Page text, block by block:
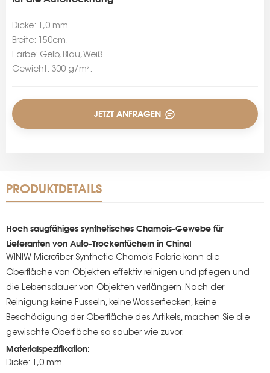
Dicke: 1,0 mm.
Breite: 150cm.
Farbe: Gelb, Blau, Weiß
Gewicht: 300 g/m².
JETZT ANFRAGEN
PRODUKTDETAILS
Hoch saugfähiges synthetisches Chamois-Gewebe für
Lieferanten von Auto-Trockentüchern in China!
WINIW Microfiber Synthetic Chamois Fabric kann die
Oberfläche von Objekten effektiv reinigen und pflegen und
die Lebensdauer von Objekten verlängern. Nach der
Reinigung keine Fusseln, keine Wasserflecken, keine
Beschädigung der Oberfläche des Artikels, machen Sie die
gewischte Oberfläche so sauber wie zuvor.
Materialspezifikation:
Dicke: 1,0 mm.